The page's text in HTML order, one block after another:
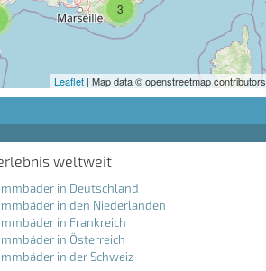
3
Leaflet | Map data © openstreetmap contributors
weltweit
in Deutschland
in den Niederlanden
in Frankreich
in Österreich
in der Schweiz